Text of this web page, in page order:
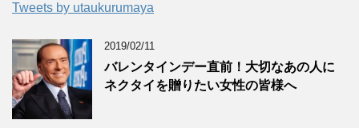
Tweets by utaukurumaya
2019/02/11
バレンタインデー直前！大切なあの人に
ネクタイを贈りたい女性の皆様へ